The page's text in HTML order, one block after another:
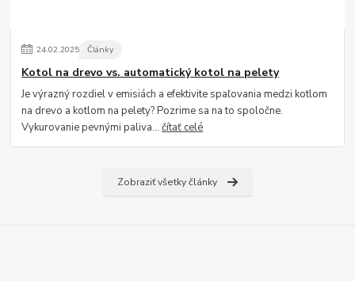
24.02.2025 Články
Kotol na drevo vs. automatický kotol na pelety
Je výrazný rozdiel v emisiách a efektivite spaľovania medzi kotlom
na drevo a kotlom na pelety? Pozrime sa na to spoločne.
Vykurovanie pevnými paliva...čítať celé
Zobraziť všetky články